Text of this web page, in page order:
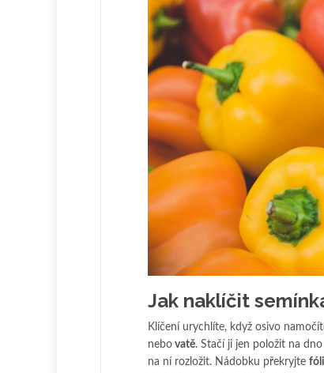
Jak naklíčit
Klíčení urychlíte, když osivo
nebo vatě. Stačí ji jen položit na
na ní rozložit. Nádobku překryjte